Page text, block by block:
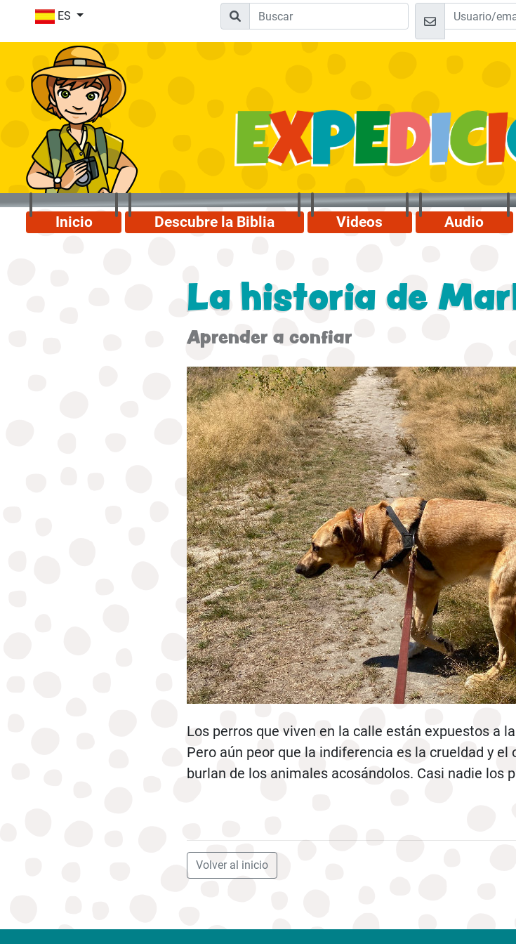
ES
Inicio Descubre la Biblia Videos Audio
La historia de
Aprender a confiar
Los perros que viven en la calle están expuestos a
Pero aún peor que la indiferencia es la crueldad y el
burlan de los animales acosándolos. Casi nadie los
Volver al inicio